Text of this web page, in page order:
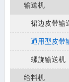
输送机
裙边皮带输
通用型皮带
螺旋输送机
给料机